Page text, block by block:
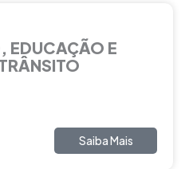
EDUCAÇÃO E
Saiba Mais